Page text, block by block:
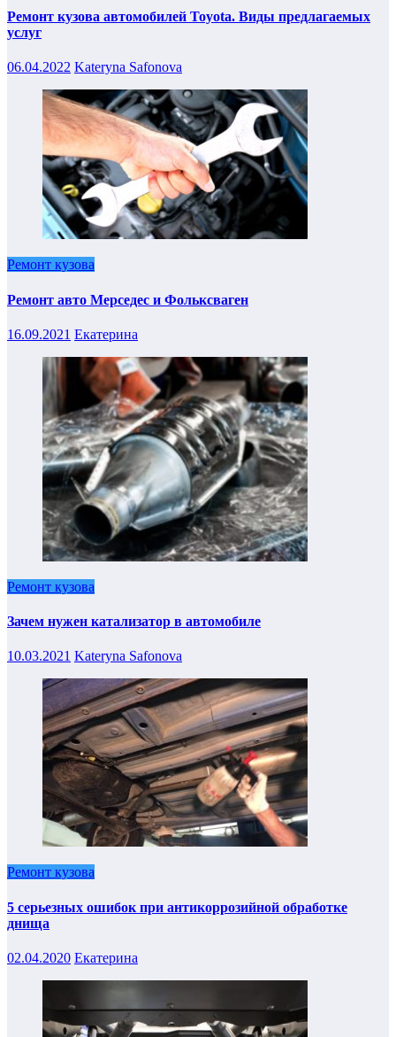
Ремонт кузова автомобилей Toyota. Виды предлагаемых
услуг
06.04.2022 Kateryna Safonova
Ремонт кузова
Ремонт авто Мерседес и Фольксваген
16.09.2021 Екатерина
Ремонт кузова
Зачем нужен катализатор в автомобиле
10.03.2021 Kateryna Safonova
Ремонт кузова
5 серьезных ошибок при антикоррозийной обработке
днища
02.04.2020 Екатерина